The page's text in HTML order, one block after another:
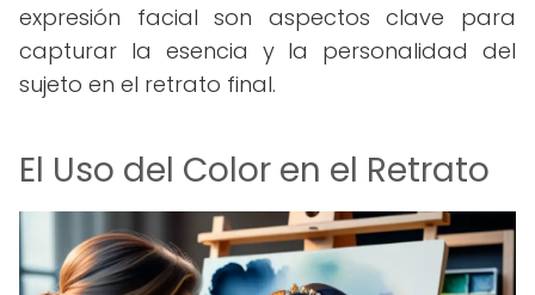
expresión facial son aspectos clave para
capturar la esencia y la personalidad del
sujeto en el retrato final.
El Uso del Color en el Retrato